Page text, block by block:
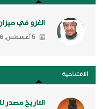
الغزو في
5 أغسطس, 2026
الافتتاحية
التاريخ مصدر